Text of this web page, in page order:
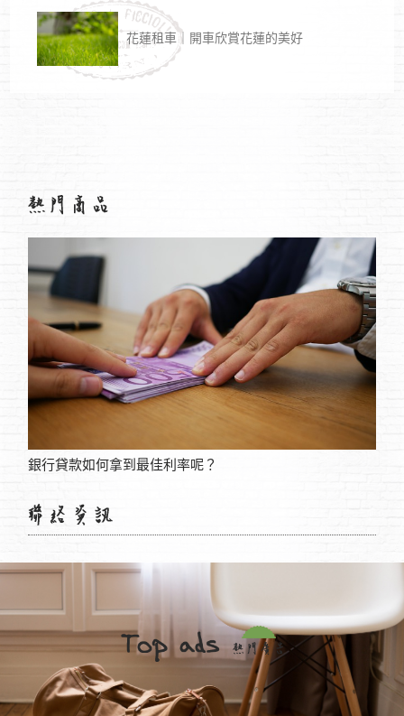
花蓮租車｜開車欣賞花蓮的美好
銀行貸款如何拿到最佳利率呢？